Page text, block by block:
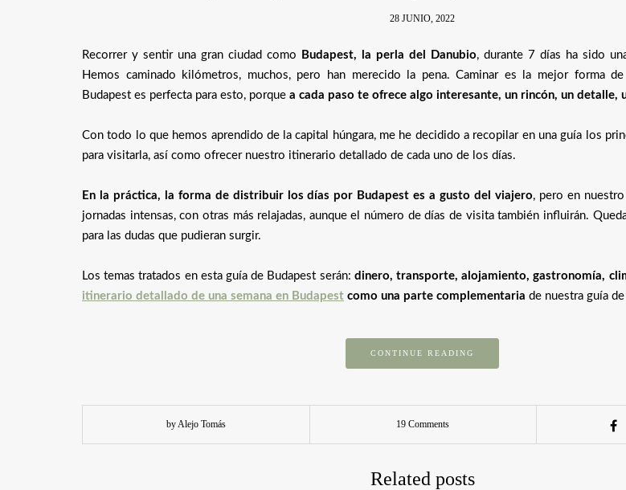
28 JUNIO, 2022
Recorrer y sentir una gran ciudad como Budapest, la perla del Danubio, durante 7 días ha sido
Hemos caminado kilómetros, muchos, pero han merecido la pena. Caminar es la mejor forma
Budapest es perfecta para esto, porque a cada paso te ofrece algo interesante, un rincón, un detalle,
Con todo lo que hemos aprendido de la capital húngara, me he decidido a recopilar en una guía los
para visitarla, así como ofrecer nuestro itinerario detallado de cada uno de los días.
En la práctica, la forma de distribuir los días por Budapest es a gusto del viajero, pero en
jornadas intensas, con otras más relajadas, aunque el número de días de visita también influirán.
para las dudas que pudieran surgir.
Los temas tratados en esta guía de Budapest serán: dinero, transporte, alojamiento, gastronomía,
itinerario detallado de una semana en Budapest como una parte complementaria de nuestra guía
CONTINUE READING
by Alejo Tomás 19 Comments
Related posts